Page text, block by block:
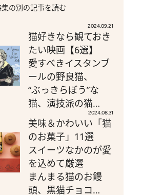
集の別の記事を読む
2024.09.21
猫好きなら観ておき
たい映画【6選】
愛すべきイスタンブ
ールの野良猫、
“ぶっきらぼう”な
猫、演技派の猫…
2024.08.31
美味＆かわいい「猫
のお菓子」11選
スイーツなかのが愛
を込めて厳選
まんまる猫のお饅
頭、黒猫チョコ…